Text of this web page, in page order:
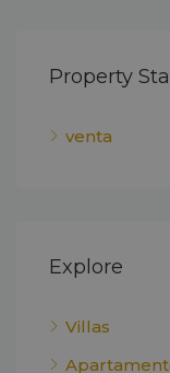
Property
venta
Explore
Villas